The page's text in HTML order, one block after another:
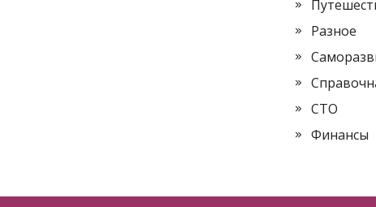
Разное
СТО
Финансы